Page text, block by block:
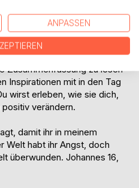
eingeladen und dazu,
dein Herz
Zusammenfassung zu lesen
Inspirationen mit in den Tag
wirst erleben, wie sie dich,
verändern.
damit ihr in meinem
Welt habt ihr Angst, doch
überwunden. Johannes 16,
ANPASSEN